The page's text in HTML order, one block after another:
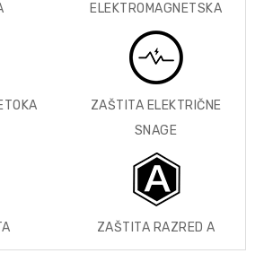
ELEKTROMAGNETSKA
ZAŠTITA ELEKTRIČNE
SNAGE
ZAŠTITA RAZRED A